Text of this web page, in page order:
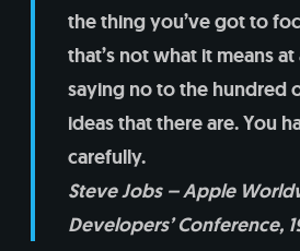
the thing you’ve got to
that’s not what it means at
saying no to the hundred
ideas that there are. You
carefully.
Steve Jobs – Apple
Developers’ Conference,